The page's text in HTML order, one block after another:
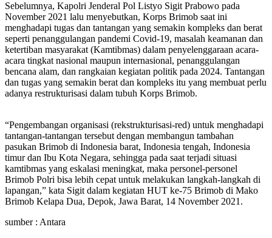
Sebelumnya, Kapolri Jenderal Pol Listyo Sigit Prabowo pada
November 2021 lalu menyebutkan, Korps Brimob saat ini
menghadapi tugas dan tantangan yang semakin kompleks dan berat
seperti penanggulangan pandemi Covid-19, masalah keamanan dan
ketertiban masyarakat (Kamtibmas) dalam penyelenggaraan acara-
acara tingkat nasional maupun internasional, penanggulangan
bencana alam, dan rangkaian kegiatan politik pada 2024. Tantangan
dan tugas yang semakin berat dan kompleks itu yang membuat perlu
adanya restrukturisasi dalam tubuh Korps Brimob.
“Pengembangan organisasi (rekstrukturisasi-red) untuk menghadapi
tantangan-tantangan tersebut dengan membangun tambahan
pasukan Brimob di Indonesia barat, Indonesia tengah, Indonesia
timur dan Ibu Kota Negara, sehingga pada saat terjadi situasi
kamtibmas yang eskalasi meningkat, maka personel-personel
Brimob Polri bisa lebih cepat untuk melakukan langkah-langkah di
lapangan,” kata Sigit dalam kegiatan HUT ke-75 Brimob di Mako
Brimob Kelapa Dua, Depok, Jawa Barat, 14 November 2021.
sumber : Antara